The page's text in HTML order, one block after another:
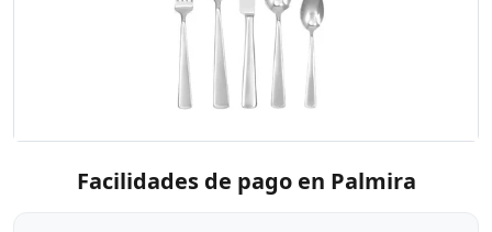
Facilidades de pago en Palmira